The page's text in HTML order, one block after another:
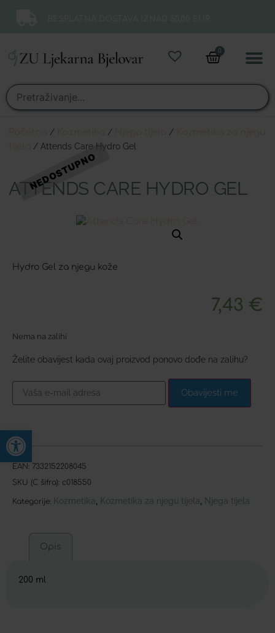
Open toolbar
0
/ / /
/ Attends Care Hydro Gel
ATTENDS CARE HYDRO GEL
Hydro Gel za njegu kože
7,43 €
Nema na zalihi
Želite obavijest kada ovaj proizvod ponovo dođe na zalihu?
Obavijesti me
EAN: 7332152208045
SKU (C šifra): c018550
Kategorije: Kozmetika Kozmetika za njegu tijela Njega tijela
Opis
200 ml